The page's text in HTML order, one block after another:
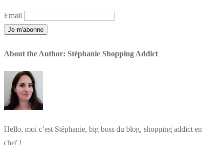
Email
About the Author: Stéphanie Shopping Addict
Hello, moi c’est Stéphanie, big boss du blog, shopping addict en
chef !